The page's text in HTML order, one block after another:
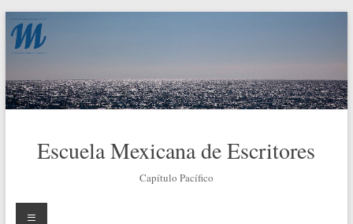
Saltar
al
contenido
Escuela Mexicana de Escritores
Capítulo Pacífico
Menú